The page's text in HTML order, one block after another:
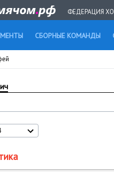
ФЕДЕРАЦИЯ
СБОРНЫЕ КОМАНДЫ